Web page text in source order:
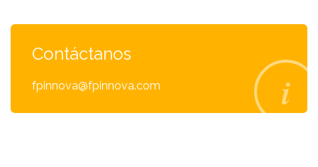
Contáctanos
fpinnova@fpinnova.com